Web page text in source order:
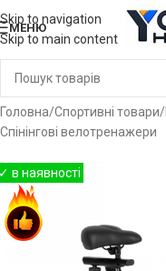
Skip to navigation
Skip to main content
МЕНЮ
Головна/Спортивні товари/
Спінінгові велотренажери